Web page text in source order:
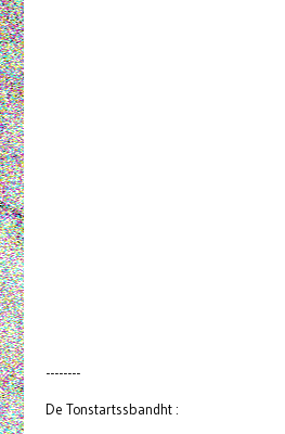
--------
De Tonstartssbandht :